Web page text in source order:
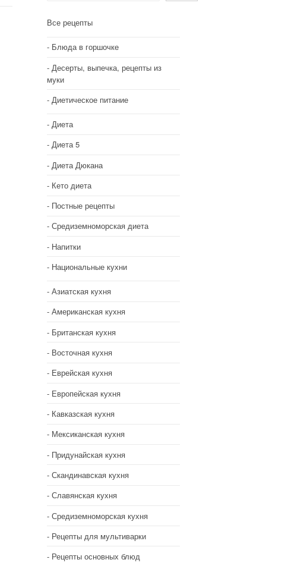
Все рецепты
Блюда в горшочке
Десерты, выпечка, рецепты из
муки
Диетическое питание
Диета
Диета 5
Диета Дюкана
Кето диета
Постные рецепты
Средиземноморская диета
Напитки
Национальные кухни
Азиатская кухня
Американская кухня
Британская кухня
Восточная кухня
Еврейская кухня
Европейская кухня
Кавказская кухня
Мексиканская кухня
Придунайская кухня
Скандинавская кухня
Славянская кухня
Средиземноморская кухня
Рецепты для мультиварки
Рецепты основных блюд